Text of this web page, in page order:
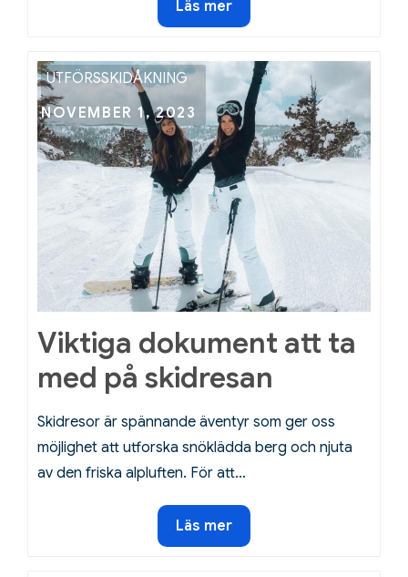
Passande
mellanmål
skidåkningen
Läs mer
UTFÖRSSKIDÅKNING
Posted
on
NOVEMBER 1, 2023
Viktiga dokument att ta
med på skidresan
Skidresor är spännande äventyr som ger oss
möjlighet att utforska snöklädda berg och njuta
av den friska alpluften. För att…
Viktiga
dokument
Läs mer